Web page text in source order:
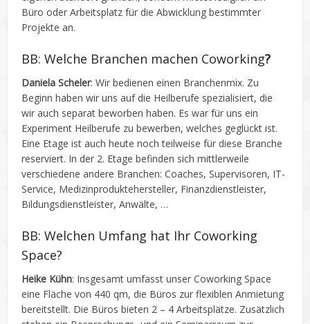
Büro oder Arbeitsplatz für die Abwicklung bestimmter
Projekte an.
BB: Welche Branchen machen Coworking?
Daniela Scheler: Wir bedienen einen Branchenmix. Zu
Beginn haben wir uns auf die Heilberufe spezialisiert, die
wir auch separat beworben haben. Es war für uns ein
Experiment Heilberufe zu bewerben, welches geglückt ist.
Eine Etage ist auch heute noch teilweise für diese Branche
reserviert. In der 2. Etage befinden sich mittlerweile
verschiedene andere Branchen: Coaches, Supervisoren, IT-
Service, Medizinproduktehersteller, Finanzdienstleister,
Bildungsdienstleister, Anwälte, …
BB: Welchen Umfang hat Ihr Coworking
Space?
Heike Kühn: Insgesamt umfasst unser Coworking Space
eine Fläche von 440 qm, die Büros zur flexiblen Anmietung
bereitstellt. Die Büros bieten 2 – 4 Arbeitsplätze. Zusätzlich